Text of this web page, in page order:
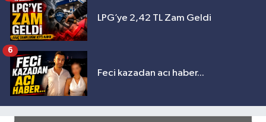
LPG’ye 2,42 TL Zam Geldi
Feci kazadan acı haber...
6